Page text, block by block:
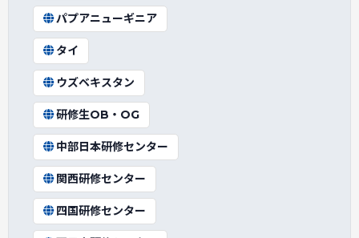
パプアニューギニア
タイ
ウズベキスタン
研修生OB・OG
中部日本研修センター
関西研修センター
四国研修センター